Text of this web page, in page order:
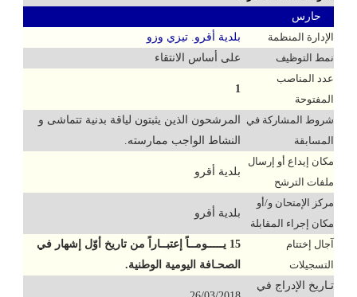
حارس
الإدارة المنظمة
بلدية أقرو. تيزي وزو
نمط التوظيف
على أساس الانتقاء
عدد المناصب
المفتوحة
1
شروط المشاركة في
المسابقة
المرشحون الذين يثبتون لياقة بدنية تتماشى و
النشاط الواجب ممارسته.
مكان إيداع أو إرسال
ملفات الترشح
بلدية أقرو
مركز الإمتحان و/أو
مكان إجراء المقابلة
بلدية أقرو
آجال إختتام
التسجيلات
15 يـــــومــاً إعتبــاراً من تاريخ أوّل إشهار في
الصحـافة اليومية الوطنية.
تـاريخ الإدراج في